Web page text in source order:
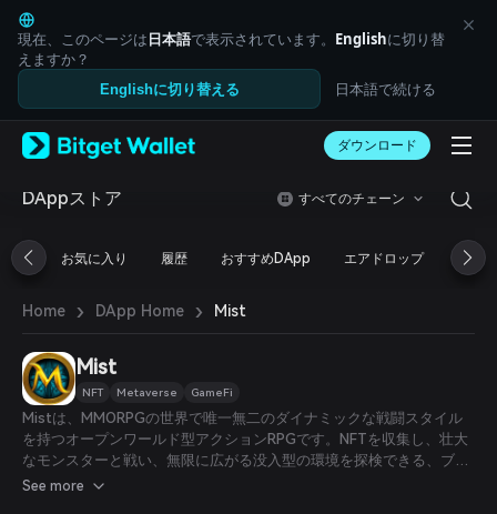
English
日本語
Tiếng Việt
Русский
Español (Latinoamérica)
Italiano
Deutsch
繁體中文
Português (Portugal)
ภาษาไทย
العربية
हिन्दी
বাংলা
Español
Português (Brasil)
Español (Argentina)
現在、このページは日本語で表示されています。 Englishに切り替
えますか？
Englishに切り替える 日本語で続ける
ダウンロード
DAppストア すべてのチェーン
お気に入り 履歴 おすすめDApp エアドロップ DeFi
Home › DApp Home › Mist
Mist
NFT Metaverse GameFi
Mistは、MMORPGの世界で唯一無二のダイナミックな戦闘スタイル
を持つオープンワールド型アクションRPGです。NFTを収集し、壮大
なモンスターと戦い、無限に広がる没入型の環境を探検できる、ブロ
ックチェーンを基盤としたNFTアクションRPGです。
See more